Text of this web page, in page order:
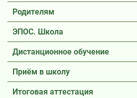
Родителям
ЭПОС. Школа
Дистанционное обучение
Приём в школу
Итоговая аттестация